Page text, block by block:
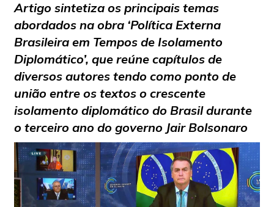
Artigo sintetiza os principais temas
abordados na obra ‘Política Externa
Brasileira em Tempos de Isolamento
Diplomático’, que reúne capítulos de
diversos autores tendo como ponto de
união entre os textos o crescente
isolamento diplomático do Brasil durante
o terceiro ano do governo Jair Bolsonaro